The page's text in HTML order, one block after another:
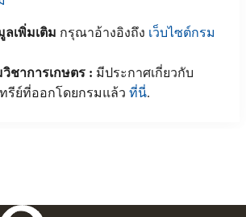
เพิ่มเติม กรุณาอ้างอิงถึง เว็บไซต์กรม
ชาการเกษตร : มีประกาศเกี่ยวกับ
รีย์ที่ออกโดยกรมแล้ว ที่นี่.